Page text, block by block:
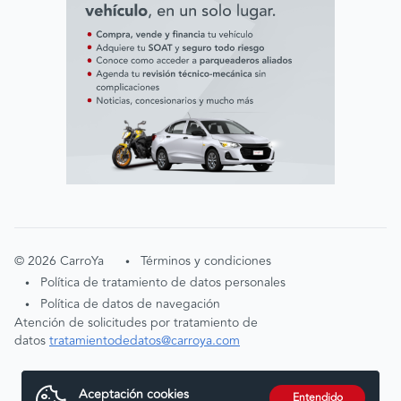
©2026 CarroYa • Términos y condiciones
• Política de tratamiento de datos personales
•
Política de datos de navegación
Atención de solicitudes por tratamiento de
datostratamientodedatos@carroya.com
Aceptación cookies